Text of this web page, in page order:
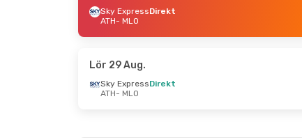
- Tis 13 Okt.
- Sön 27 Sep.
Sky ExpressDirekt
ATH- MLO
Lör 29 Aug.
Sky ExpressDirekt
ATH- MLO